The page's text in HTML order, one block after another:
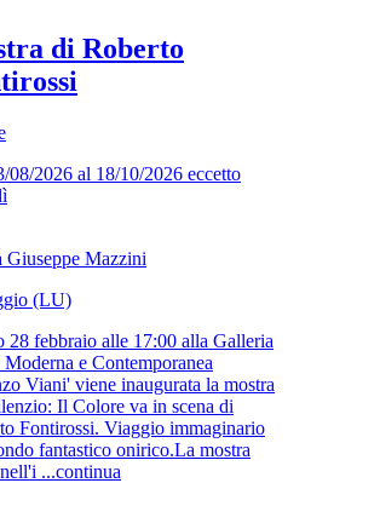
di Roberto
08/2026 al 18/10/2026 eccetto
Giuseppe Mazzini
(LU)
28 febbraio alle 17:00 alla Galleria
e Contemporanea
Viani' viene inaugurata la mostra
Il Colore va in scena di
Fontirossi. Viaggio immaginario
fantastico onirico.La mostra
...continua